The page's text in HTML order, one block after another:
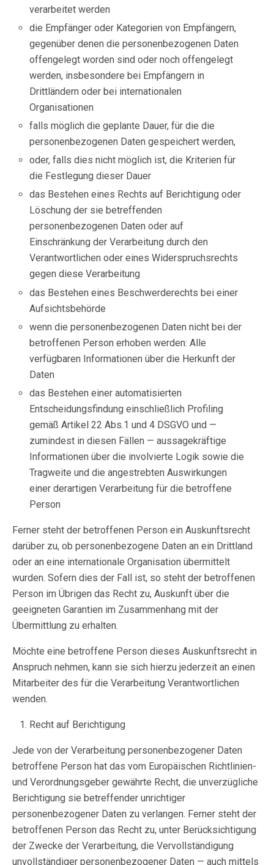
verarbeitet werden
die Empfänger oder Kategorien von Empfängern,
gegenüber denen die personenbezogenen Daten
offengelegt worden sind oder noch offengelegt
werden, insbesondere bei Empfängern in
Drittländern oder bei internationalen
Organisationen
falls möglich die geplante Dauer, für die die
personenbezogenen Daten gespeichert werden,
oder, falls dies nicht möglich ist, die Kriterien für
die Festlegung dieser Dauer
das Bestehen eines Rechts auf Berichtigung oder
Löschung der sie betreffenden
personenbezogenen Daten oder auf
Einschränkung der Verarbeitung durch den
Verantwortlichen oder eines Widerspruchsrechts
gegen diese Verarbeitung
das Bestehen eines Beschwerderechts bei einer
Aufsichtsbehörde
wenn die personenbezogenen Daten nicht bei der
betroffenen Person erhoben werden: Alle
verfügbaren Informationen über die Herkunft der
Daten
das Bestehen einer automatisierten
Entscheidungsfindung einschließlich Profiling
gemäß Artikel 22 Abs.1 und 4 DSGVO und —
zumindest in diesen Fällen — aussagekräftige
Informationen über die involvierte Logik sowie die
Tragweite und die angestrebten Auswirkungen
einer derartigen Verarbeitung für die betroffene
Person
Ferner steht der betroffenen Person ein Auskunftsrecht
darüber zu, ob personenbezogene Daten an ein Drittland
oder an eine internationale Organisation übermittelt
wurden. Sofern dies der Fall ist, so steht der betroffenen
Person im Übrigen das Recht zu, Auskunft über die
geeigneten Garantien im Zusammenhang mit der
Übermittlung zu erhalten.
Möchte eine betroffene Person dieses Auskunftsrecht in
Anspruch nehmen, kann sie sich hierzu jederzeit an einen
Mitarbeiter des für die Verarbeitung Verantwortlichen
wenden.
Recht auf Berichtigung
Jede von der Verarbeitung personenbezogener Daten
betroffene Person hat das vom Europäischen Richtlinien-
und Verordnungsgeber gewährte Recht, die unverzügliche
Berichtigung sie betreffender unrichtiger
personenbezogener Daten zu verlangen. Ferner steht der
betroffenen Person das Recht zu, unter Berücksichtigung
der Zwecke der Verarbeitung, die Vervollständigung
unvollständiger personenbezogener Daten — auch mittels